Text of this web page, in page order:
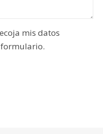
mis datos
formulario.